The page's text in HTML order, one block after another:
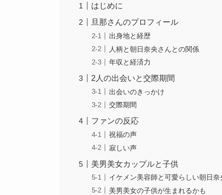
はじめに
旦那さんのプロフィール
出身地と経歴
人柄と朝日奈央さんとの関係
年収と経済力
2人の出会いと交際期間
出会いのきっかけ
交際期間
ファンの反応
祝福の声
寂しい声
美男美女カップルと子供
イケメン美容師と可愛らしい朝日奈
美男美女の子供が生まれるかも